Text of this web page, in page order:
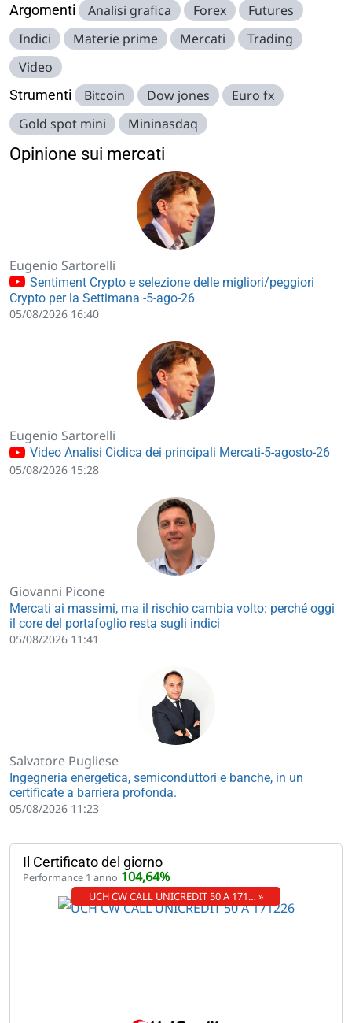
Argomenti Analisi grafica Forex
Futures
Indici
Materie prime Mercati
Trading
Video
Strumenti Bitcoin Dow jones
Euro fx
Gold spot mini
Mininasdaq
Opinione sui mercati
Eugenio Sartorelli
Sentiment Crypto e selezione delle migliori/peggiori
Crypto per la Settimana -5-ago-26
05/08/2026 16:40
Eugenio Sartorelli
Video Analisi Ciclica dei principali Mercati-5-agosto-26
05/08/2026 15:28
Giovanni Picone
Mercati ai massimi, ma il rischio cambia volto: perché oggi
il core del portafoglio resta sugli indici
05/08/2026 11:41
Salvatore Pugliese
Ingegneria energetica, semiconduttori e banche, in un
certificate a barriera profonda.
05/08/2026 11:23
Il Certificato del giorno
Performance 1 anno 104,64%
UCH CW CALL UNICREDIT 50 A 171… »